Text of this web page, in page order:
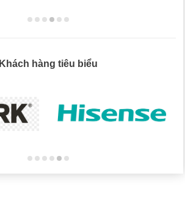
Khách hàng tiêu biểu